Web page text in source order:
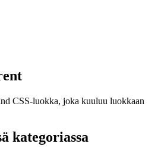
CSS-luokka, joka kuuluu luokkaan
kategoriassa